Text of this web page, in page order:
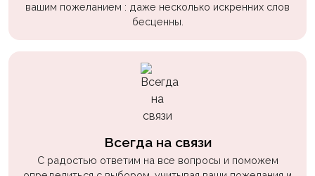
вашим пожеланием : даже несколько искренних слов
бесценны.
Всегда на связи
С радостью ответим на все вопросы и поможем